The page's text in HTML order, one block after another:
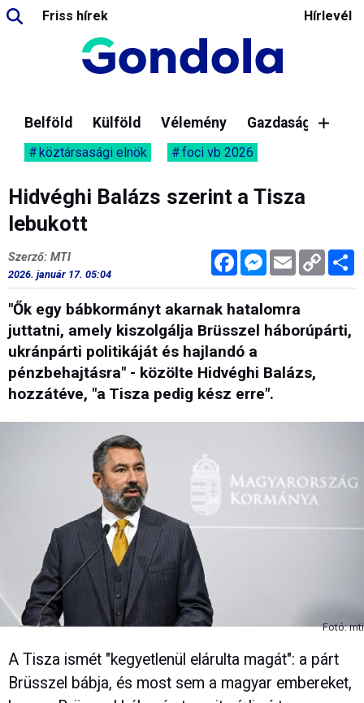
Friss hírek Hírlevél
Belföld Külföld Vélemény Gazdaság
köztársasági elnök foci vb 2026
Hidvéghi Balázs szerint a Tisza
lebukott
FacebookMessenger
Email Copy
Link
Szerző: MTI
2026. január 17. 05:04
"Ők egy bábkormányt akarnak hatalomra
juttatni, amely kiszolgálja Brüsszel háborúpárti,
ukránpárti politikáját és hajlandó a
pénzbehajtásra" - közölte Hidvéghi Balázs,
hozzátéve, "a Tisza pedig kész erre".
Fotó: mti
A Tisza ismét "kegyetlenül elárulta magát": a párt
Brüsszel bábja, és most sem a magyar embereket,